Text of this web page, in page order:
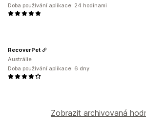
Doba používání aplikace: 24 hodinami
RecoverPet
Austrálie
Doba používání aplikace: 6 dny
Zobrazit archivovaná